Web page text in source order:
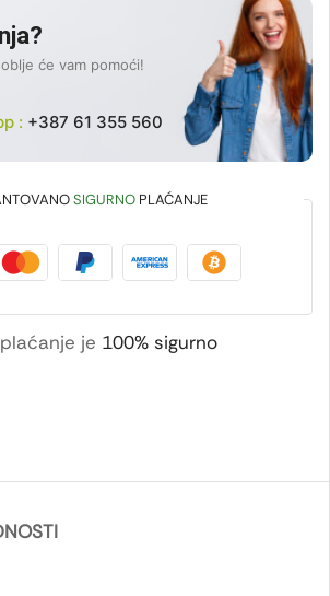
će vam pomoći!
: +387 61 355 560
SIGURNOPLAĆANJE
je 100% sigurno